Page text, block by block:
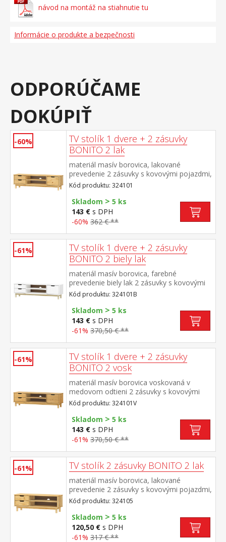
návod na montáž na stiahnutie tu
Informácie o produkte a bezpečnosti
ODPORÚČAME
DOKÚPIŤ
-60%
TV stolík 1 dvere + 2 zásuvky
BONITO 2 lak
materiál masív borovica, lakované
prevedenie 2 zásuvky s kovovými pojazdmi,
1 dvierka, 1 polica otvor na pretiahnutie
káblov
Kód produktu: 324101
Skladom > 5 ks
143 € s DPH
-60% 362 € **
-61%
TV stolík 1 dvere + 2 zásuvky
BONITO 2 biely lak
materiál masív borovica, farebné
prevedenie biely lak 2 zásuvky s kovovými
pojazdmi, 1 dvierka, 1 polica otvor na
pretiahnutie káblov
Kód produktu: 324101B
Skladom > 5 ks
143 € s DPH
-61% 370,50 € **
-61%
TV stolík 1 dvere + 2 zásuvky
BONITO 2 vosk
materiál masív borovica voskovaná v
medovom odtieni 2 zásuvky s kovovými
pojazdmi, 1 dvierka, 1 polica otvor na
pretiahnutie káblov
Kód produktu: 324101V
Skladom > 5 ks
143 € s DPH
-61% 370,50 € **
-61% TV stolík 2 zásuvky BONITO 2 lak
materiál masív borovica, lakované
prevedenie 2 zásuvky s kovovými pojazdmi,
1 polica otvor na pretiahnutie káblov
Kód produktu: 324105
Skladom > 5 ks
120,50 € s DPH
-61% 317 € **